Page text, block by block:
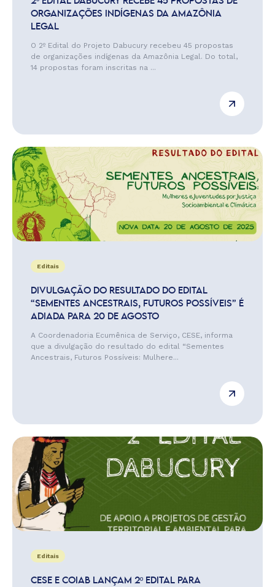
ORGANIZAÇÕES INDÍGENAS DA AMAZÔNIA
LEGAL
O 2º Edital do Projeto Dabucury recebeu 45 propostas
de organizações indígenas da Amazônia Legal. Do total,
14 propostas foram inscritas na ...
Editais
DIVULGAÇÃO DO RESULTADO DO EDITAL
“SEMENTES ANCESTRAIS, FUTUROS POSSÍVEIS” É
ADIADA PARA 20 DE AGOSTO
A Coordenadoria Ecumênica de Serviço, CESE, informa
que a divulgação do resultado do edital “Sementes
Ancestrais, Futuros Possíveis: Mulhere...
Editais
CESE E COIAB LANÇAM 2º EDITAL PARA